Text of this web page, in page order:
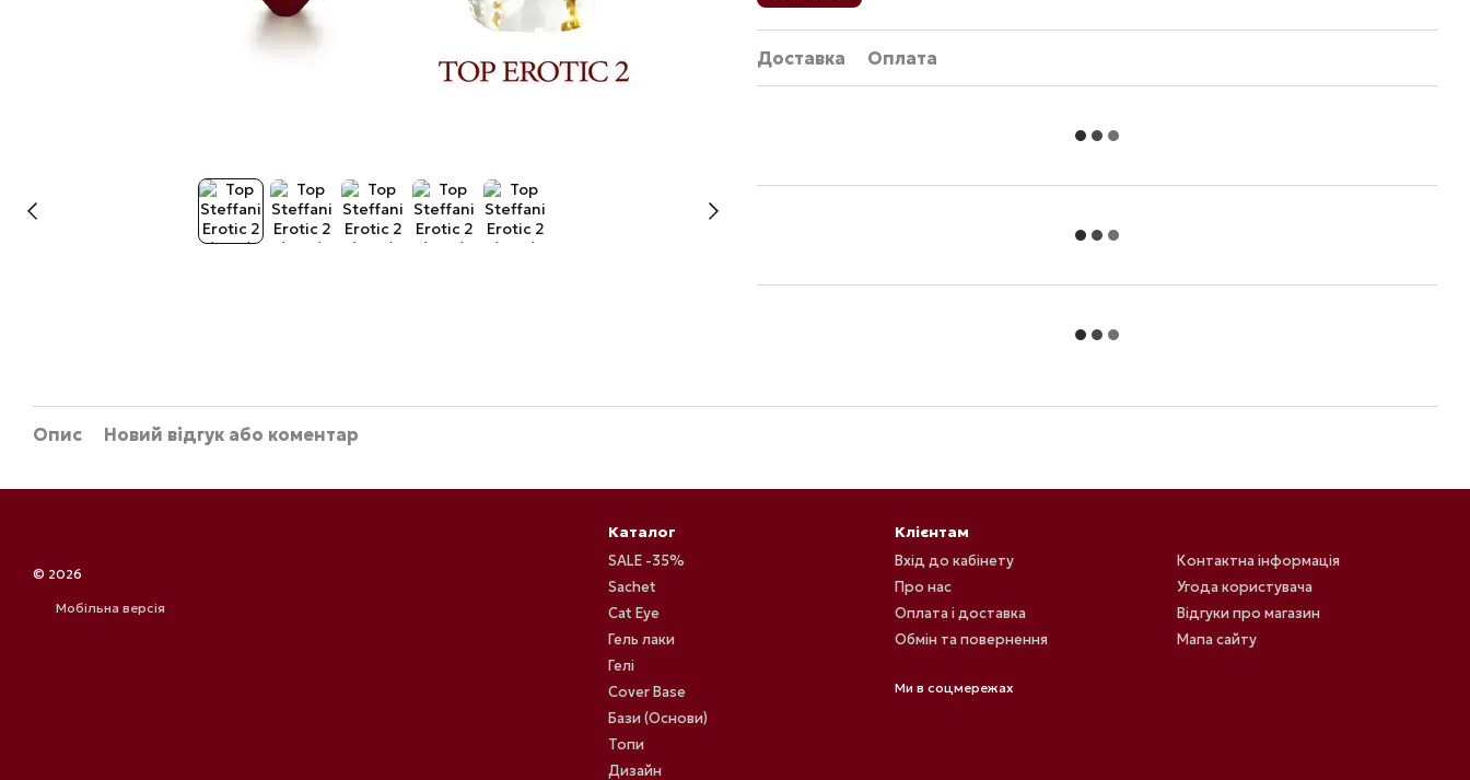
Доставка Оплата
Опис Новий відгук або коментар
© 2026
Мобільна версія
Каталог
SALE -35%
Sachet
Cat Eye
Гель лаки
Гелі
Cover Base
Бази (Основи)
Топи
Дизайн
Клієнтам
Вхід до кабінету
Про нас
Оплата і доставка
Обмін та повернення
Контактна інформація
Угода користувача
Відгуки про магазин
Мапа сайту
Ми в соцмережах